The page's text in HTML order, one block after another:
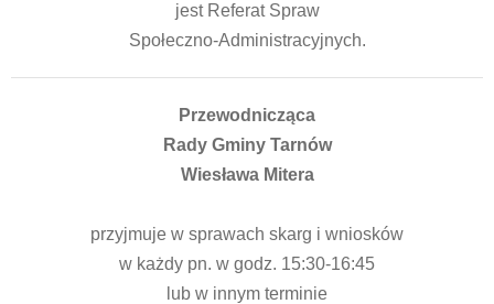
jest Referat Spraw
Społeczno-Administracyjnych.
Przewodnicząca
Rady Gminy Tarnów
Wiesława Mitera
przyjmuje w sprawach skarg i wniosków
w każdy pn. w godz. 15:30-16:45
lub w innym terminie